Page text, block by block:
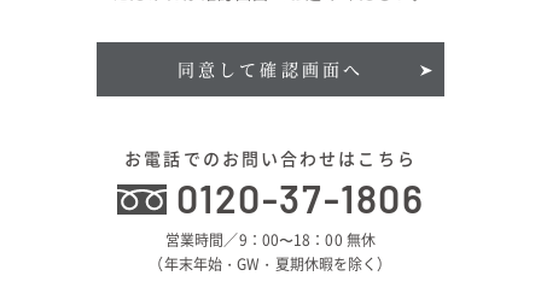
同意して確認画面へ
お電話でのお問い合わせはこちら
0120-37-1806
営業時間／9：00〜18：00 無休
（年末年始・GW・夏期休暇を除く）